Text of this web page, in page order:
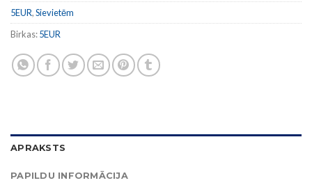
5EUR,Sievietēm
Birkas:5EUR
APRAKSTS
PAPILDU INFORMĀCIJA